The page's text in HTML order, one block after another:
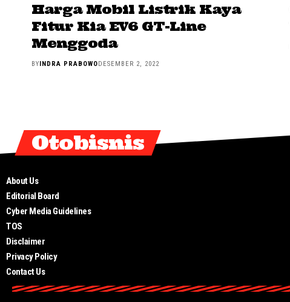
Harga Mobil Listrik Kaya
Fitur Kia EV6 GT-Line
Menggoda
BY INDRA PRABOWO DESEMBER 2, 2022
Otobisnis
About Us
Editorial Board
Cyber Media Guidelines
TOS
Disclaimer
Privacy Policy
Contact Us